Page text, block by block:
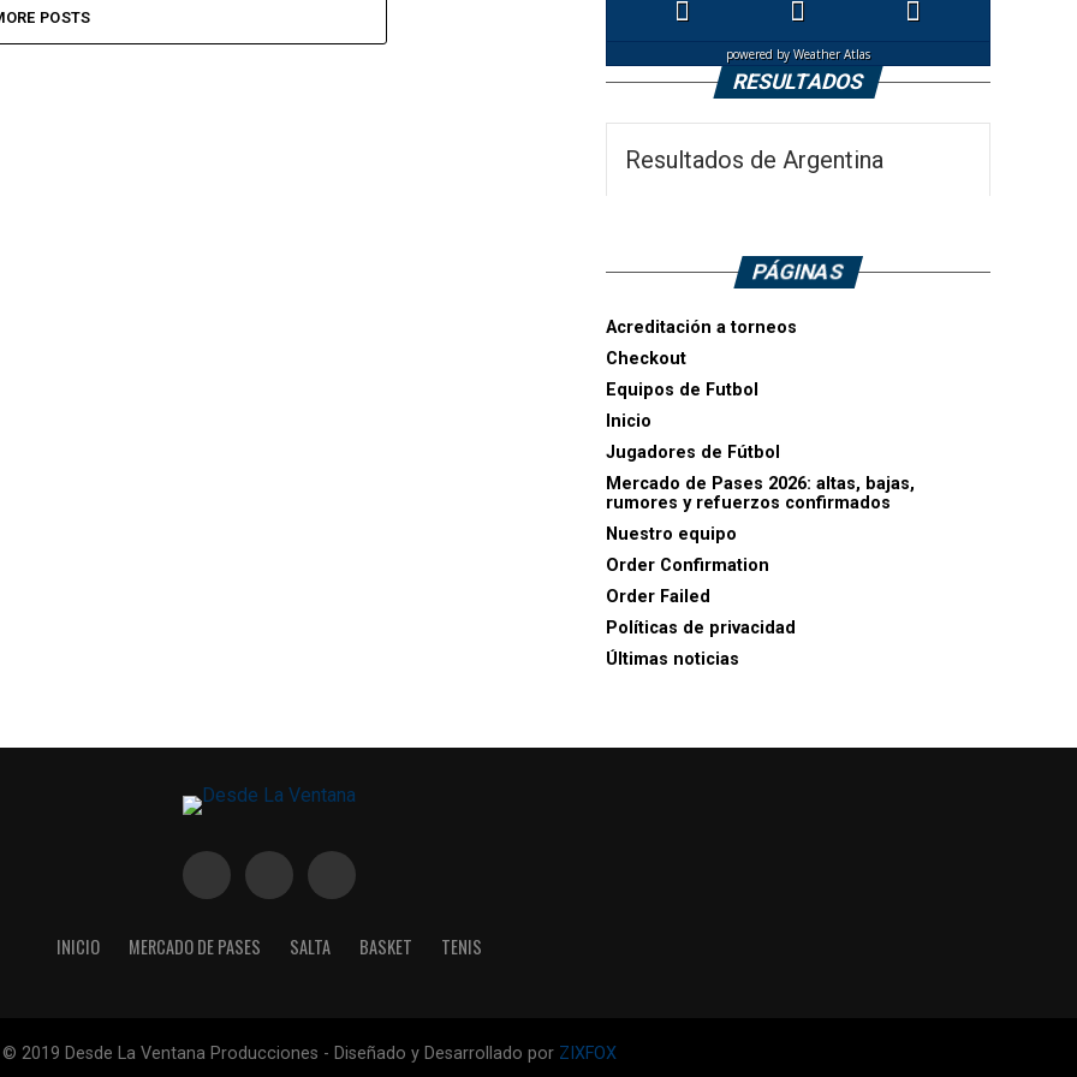
POSTS
powered byWeather Atlas
RESULTADOS
Resultados de Argentina
PÁGINAS
Acreditación a torneos
Checkout
Equipos de Futbol
Inicio
Jugadores de Fútbol
Mercado de Pases 2026: altas, bajas,
rumores y refuerzos confirmados
Nuestro equipo
Order Confirmation
Order Failed
Políticas de privacidad
Últimas noticias
INICIO MERCADO DE PASES SALTA BASKET TENIS
2019 Desde La Ventana Producciones - Diseñado y Desarrollado por ZIXFOX